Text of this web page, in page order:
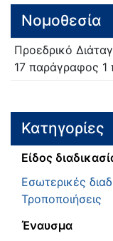
Νομοθεσία
Προεδρικό
17 παράγραφος 1
Κατηγορίες
Είδος
Εσωτερικές
Τροποποιήσεις
Έναυσμα